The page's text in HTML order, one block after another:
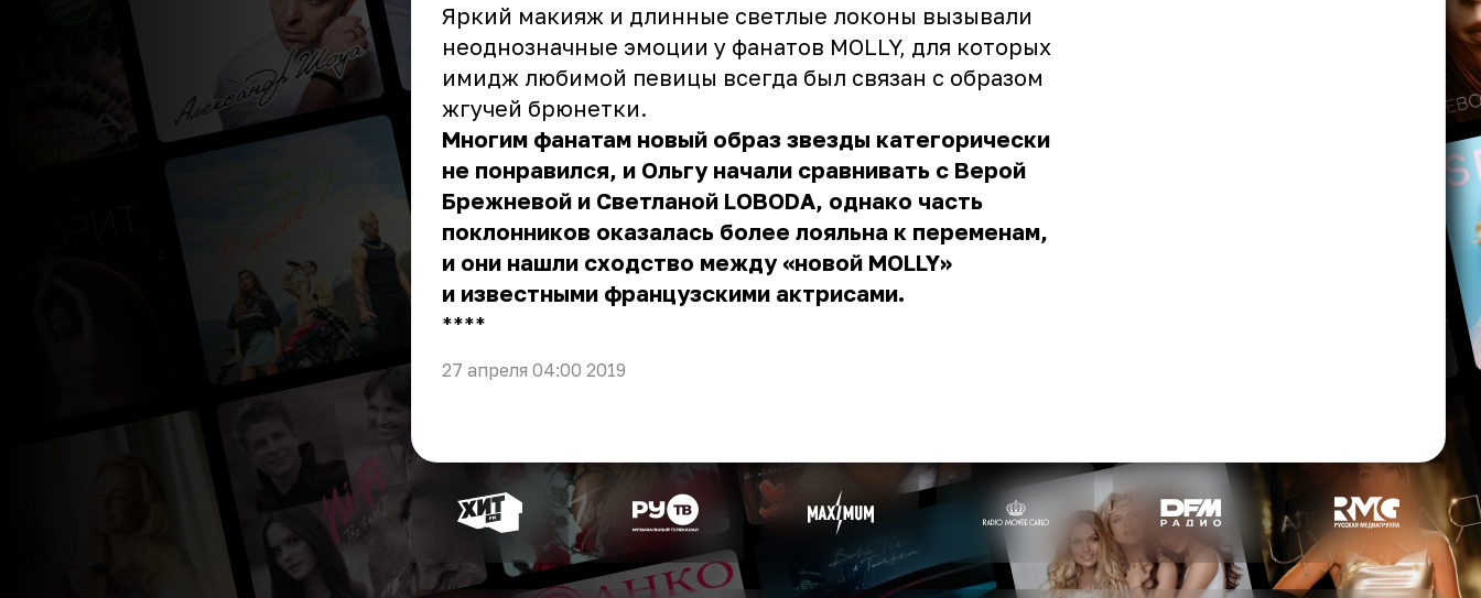
Яркий макияж и длинные светлые локоны вызывали
неоднозначные эмоции у фанатов MOLLY, для которых
имидж любимой певицы всегда был связан с образом
жгучей брюнетки.
Многим фанатам новый образ звезды категорически
не понравился, и Ольгу начали сравнивать с Верой
Брежневой и Светланой LOBODA, однако часть
поклонников оказалась более лояльна к переменам,
и они нашли сходство между «новой MOLLY»
и известными французскими актрисами.
** **
27 апреля 04:00 2019